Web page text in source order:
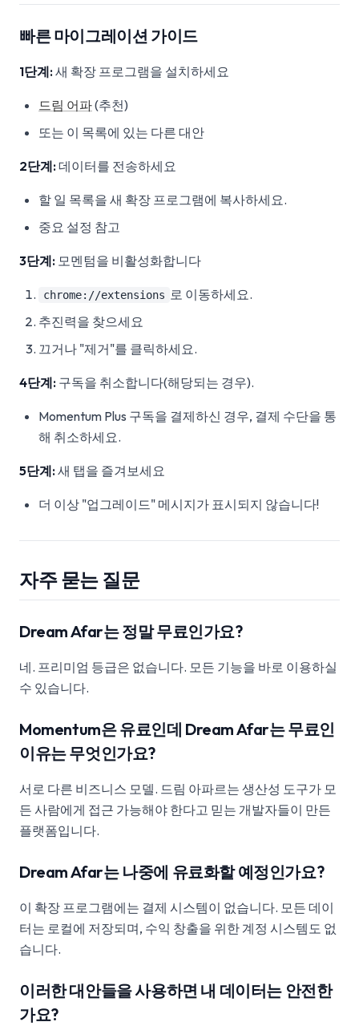
빠른 마이그레이션 가이드
1단계:새 확장 프로그램을 설치하세요
드림 어파(추천)
또는 이 목록에 있는 다른 대안
2단계:데이터를 전송하세요
할 일 목록을 새 확장 프로그램에 복사하세요.
중요 설정 참고
3단계: 모멘텀을 비활성화합니다
chrome://extensions 로 이동하세요.
추진력을 찾으세요
끄거나 "제거"를 클릭하세요.
4단계: 구독을 취소합니다(해당되는 경우).
Momentum Plus 구독을 결제하신 경우, 결제 수단을 통
해 취소하세요.
5단계:새 탭을 즐겨보세요
더 이상 "업그레이드" 메시지가 표시되지 않습니다!
자주 묻는 질문
Dream Afar는 정말 무료인가요?
네. 프리미엄 등급은 없습니다. 모든 기능을 바로 이용하실
수 있습니다.
Momentum은 유료인데 Dream Afar는 무료인
이유는 무엇인가요?
서로 다른 비즈니스 모델. 드림 아파르는 생산성 도구가 모
든 사람에게 접근 가능해야 한다고 믿는 개발자들이 만든
플랫폼입니다.
Dream Afar는 나중에 유료화할 예정인가요?
이 확장 프로그램에는 결제 시스템이 없습니다. 모든 데이
터는 로컬에 저장되며, 수익 창출을 위한 계정 시스템도 없
습니다.
이러한 대안들을 사용하면 내 데이터는 안전한
가요?